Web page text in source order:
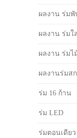
ผลงาน ร่มพั
ผลงาน ร่มใ
ผลงาน ร่มไ
ผลงานร่มส
ร่ม 16 ก้าน
ร่ม LED
ร่มตอนเดียว